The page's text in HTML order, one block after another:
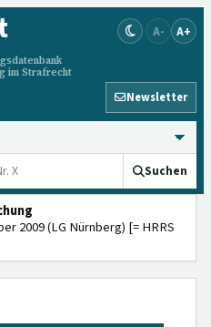
im Strafrecht
A- A+
Newsletter
Suchen
2009 (LG Nürnberg) [= HRRS